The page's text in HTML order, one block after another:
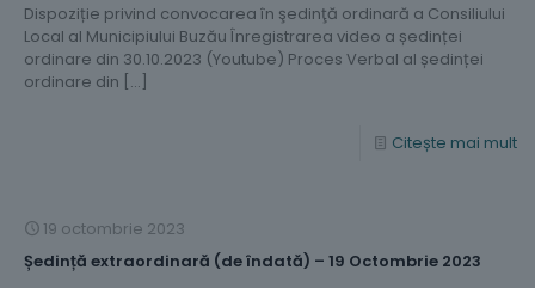
Dispoziție privind convocarea în şedinţă ordinară a Consiliului
Local al Municipiului Buzău Înregistrarea video a ședinței
ordinare din 30.10.2023 (Youtube) Proces Verbal al ședinței
ordinare din […]
Citește mai mult
19 octombrie 2023
Ședință extraordinară (de îndată) – 19 Octombrie 2023